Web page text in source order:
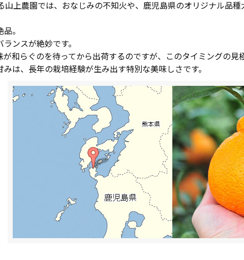
上農園では、おなじみの不知火や、鹿児島県のオリジナル品種
。
ンスが絶妙です。
和らぐのを待ってから出荷するのですが、このタイミングの見
は、長年の栽培経験が生み出す特別な美味しさです。